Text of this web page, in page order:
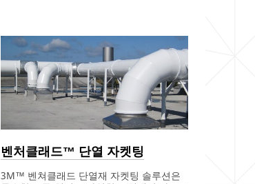
벤처클래드™ 단열 자켓팅
3M™ 벤쳐클래드 단열재 자켓팅 솔루션은